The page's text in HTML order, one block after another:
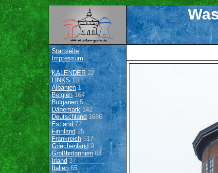
Startseite
Impressum
KALENDER22
LINKS10
Albanien1
Belgien164
Bulgarien 5
Dänemark142
Deutschland 1686
Estland 72
Finnland 25
Frankreich517
Griechenland9
Großbritannien64
Irland 37
Italien65